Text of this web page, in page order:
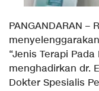
PANGANDARAN –
“Jenis Terapi
menghadirkan dr.
Dokter Spesialis